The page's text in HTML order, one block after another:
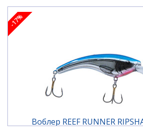
Характеристики:
вес: 10,5 гр.
заглубление: до 3,6 м.
заглубление при троллинге:
-17%
Воблер REEF RUNNER